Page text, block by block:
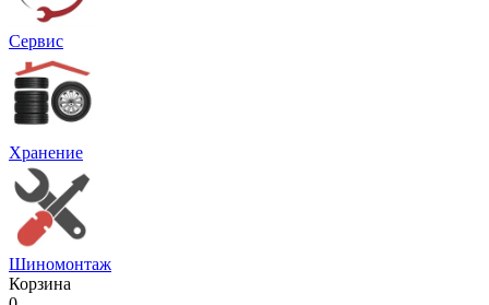
Сервис
Хранение
Шиномонтаж
Корзина